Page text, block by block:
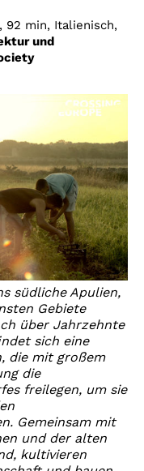
92 min, Italienisch,
und
südliche Apulien,
Gebiete
über Jahrzehnte
sich eine
die mit großem
die
freilegen, um sie
Gemeinsam mit
und der alten
kultivieren